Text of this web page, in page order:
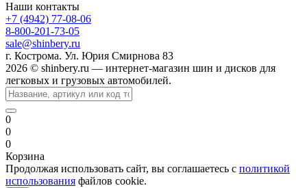
Наши контакты
+7 (4942) 77-08-06
8-800-201-73-05
sale@shinbery.ru
г. Кострома. Ул. Юрия Смирнова 83
2026 © shinbery.ru — интернет-магазин шин и дисков для
легковых и грузовых автомобилей.
0
0
0
Корзина
Продолжая использовать сайт, вы соглашаетесь с политикой
использования файлов cookie.